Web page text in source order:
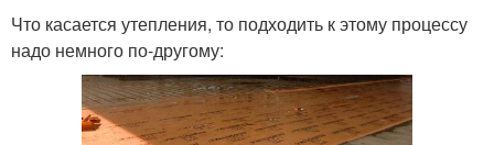
Что касается утепления, то подходить к этому процессу
надо немного по-другому: